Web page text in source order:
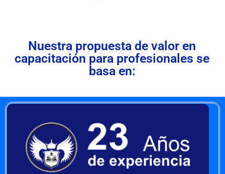
Nuestra propuesta de valor en
capacitación para profesionales se
basa en: